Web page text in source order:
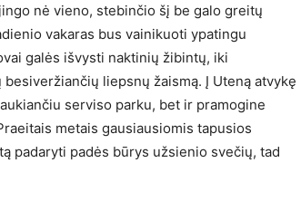
nė vieno, stebinčio šį be galo greitų
vakaras bus vainikuoti ypatingu
galės išvysti naktinių žibintų, iki
liepsnų žaismą. Į Uteną atvykę
serviso parku, bet ir pramogine
metais gausiausiomis tapusios
padaryti padės būrys užsienio svečių, tad